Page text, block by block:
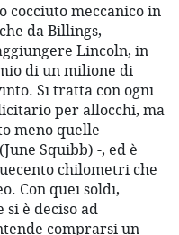
cocciuto meccanico in
da Billings,
Lincoln, in
di un milione di
Si tratta con ogni
per allocchi, ma
meno quelle
Squibb) -, ed è
chilometri che
Con quei soldi,
si è deciso ad
comprarsi un